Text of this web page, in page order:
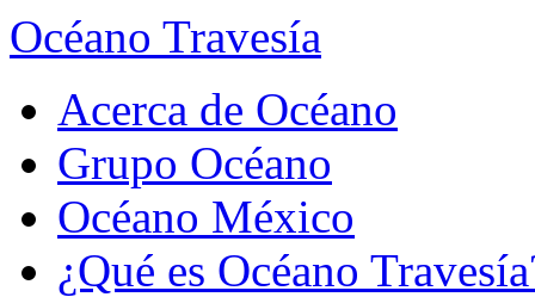
Océano Travesía
Acerca de Océano
Grupo Océano
Océano México
¿Qué es Océano